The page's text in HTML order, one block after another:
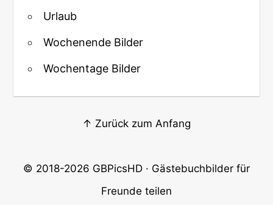
Urlaub
Wochenende Bilder
Wochentage Bilder
↑ Zurück zum Anfang
© 2018-2026 GBPicsHD · Gästebuchbilder für
Freunde teilen